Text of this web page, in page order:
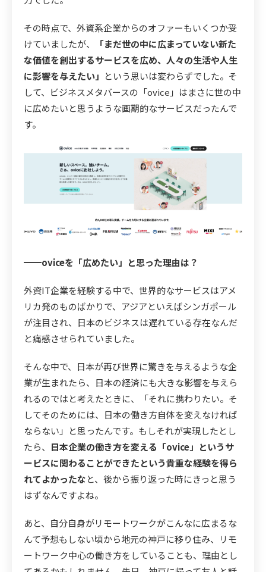
その時点で、外資系企業からのオファーもいくつか受
けていましたが、
「まだ世の中に広まっていない新た
な価値を創出するサービスを広め、人々の生活や人生
に影響を与えたい」 という思いは変わらずでした。そ
して、ビジネスメタバースの「ovice」はまさに世の中
に広めたいと思うような画期的なサービスだったんで
す。
━━oviceを「広めたい」と思った理由は？
外資IT企業を経験する中で、世界的なサービスはアメ
リカ発のものばかりで、アジアといえばシンガポール
が注目され、日本のビジネスは遅れている存在なんだ
と痛感させられていました。
そんな中で、日本が再び世界に驚きを与えるような企
業が生まれたら、日本の経済にも大きな影響を与えら
れるのではと考えたときに、「それに携わりたい。そ
してそのためには、日本の働き方自体を変えなければ
ならない」と思ったんです。もしそれが実現したとし
たら、 日本企業の働き方を変える「ovice」というサ
ービスに関わることができたという貴重な経験を得ら
れてよかったなと、後から振り返った時にきっと思う
はずなんですよね。
あと、自分自身がリモートワークがこんなに広まるな
んて予想もしない頃から地元の神戸に移り住み、リモ
ートワーク中心の働き方をしていることも、理由とし